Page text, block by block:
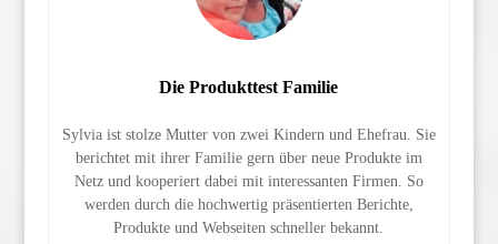
Die Produkttest Familie
Sylvia ist stolze Mutter von zwei Kindern und Ehefrau. Sie
berichtet mit ihrer Familie gern über neue Produkte im
Netz und kooperiert dabei mit interessanten Firmen. So
werden durch die hochwertig präsentierten Berichte,
Produkte und Webseiten schneller bekannt.